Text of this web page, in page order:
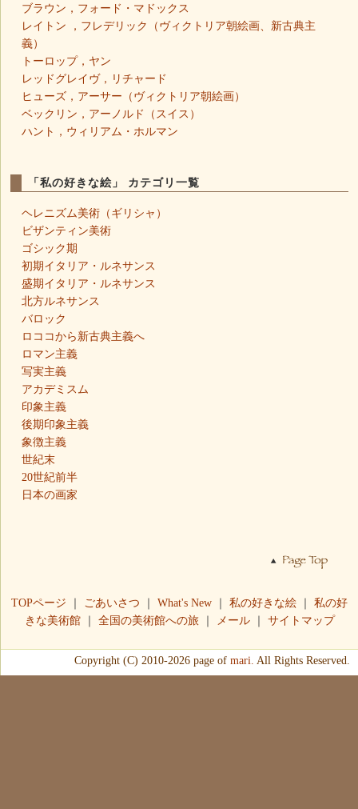
ブラウン，フォード・マドックス
レイトン ，フレデリック（ヴィクトリア朝絵画、新古典主
義）
トーロップ，ヤン
レッドグレイヴ，リチャード
ヒューズ，アーサー（ヴィクトリア朝絵画）
ベックリン，アーノルド（スイス）
ハント，ウィリアム・ホルマン
「私の好きな絵」 カテゴリ一覧
ヘレニズム美術（ギリシャ）
ビザンティン美術
ゴシック期
初期イタリア・ルネサンス
盛期イタリア・ルネサンス
北方ルネサンス
バロック
ロココから新古典主義へ
ロマン主義
写実主義
アカデミスム
印象主義
後期印象主義
象徴主義
世紀末
20世紀前半
日本の画家
TOPページ ｜ ごあいさつ ｜ What's New ｜ 私の好きな絵 ｜ 私の好
きな美術館｜ 全国の美術館への旅｜ メール｜ サイトマップ
Copyright (C) 2010-2026 page of mari. All Rights Reserved.